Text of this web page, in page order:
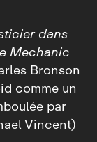
dans
Mechanic
Bronson
comme un
par
Vincent)